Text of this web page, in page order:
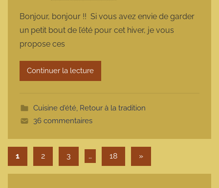
m
Bonjour, bonjour !! Si vous avez envie de garder
un petit bout de l’été pour cet hiver, je vous
propose ces
Continuer la lecture
Cuisine d'été, Retour à la tradition
36 commentaires
Pagination des publications
1 2 3 … 18 Articles suivants
»